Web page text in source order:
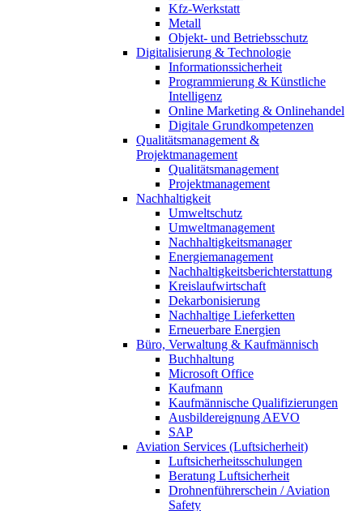
Kfz-Werkstatt
Metall
Objekt- und Betriebsschutz
Digitalisierung & Technologie
Informationssicherheit
Programmierung & Künstliche
Intelligenz
Online Marketing & Onlinehandel
Digitale Grundkompetenzen
Qualitätsmanagement &
Projektmanagement
Qualitätsmanagement
Projektmanagement
Nachhaltigkeit
Umweltschutz
Umweltmanagement
Nachhaltigkeitsmanager
Energiemanagement
Nachhaltigkeitsberichterstattung
Kreislaufwirtschaft
Dekarbonisierung
Nachhaltige Lieferketten
Erneuerbare Energien
Büro, Verwaltung & Kaufmännisch
Buchhaltung
Microsoft Office
Kaufmann
Kaufmännische Qualifizierungen
Ausbildereignung AEVO
SAP
Aviation Services (Luftsicherheit)
Luftsicherheitsschulungen
Beratung Luftsicherheit
Drohnenführerschein / Aviation
Safety